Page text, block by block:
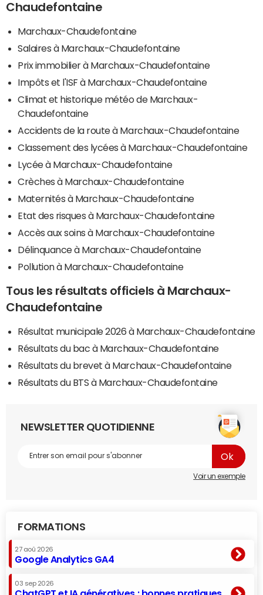
Chaudefontaine
Marchaux-Chaudefontaine
Salaires à Marchaux-Chaudefontaine
Prix immobilier à Marchaux-Chaudefontaine
Impôts et l'ISF à Marchaux-Chaudefontaine
Climat et historique météo de Marchaux-
Chaudefontaine
Accidents de la route à Marchaux-Chaudefontaine
Classement des lycées à Marchaux-Chaudefontaine
Lycée à Marchaux-Chaudefontaine
Crèches à Marchaux-Chaudefontaine
Maternités à Marchaux-Chaudefontaine
Etat des risques à Marchaux-Chaudefontaine
Accès aux soins à Marchaux-Chaudefontaine
Délinquance à Marchaux-Chaudefontaine
Pollution à Marchaux-Chaudefontaine
Tous les résultats officiels à Marchaux-
Chaudefontaine
Résultat municipale 2026 à Marchaux-Chaudefontaine
Résultats du bac à Marchaux-Chaudefontaine
Résultats du brevet à Marchaux-Chaudefontaine
Résultats du BTS à Marchaux-Chaudefontaine
NEWSLETTER QUOTIDIENNE
Voir un exemple
FORMATIONS
27 aoû 2026
Google Analytics GA4
03 sep 2026
ChatGPT et IA génératives : bonnes pratiques